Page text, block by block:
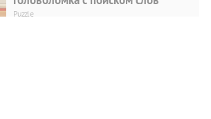
Puzzle